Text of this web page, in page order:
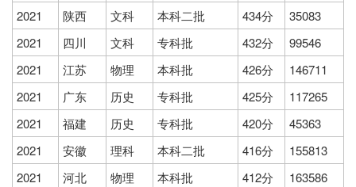
2021 陕西 文科 本科二批 434分
35083
2021
四川 文科 专科批 432分
99546
2021
江苏 物理 本科批 426分
146711
2021
广东 历史 专科批 425分
117265
2021
福建 历史 专科批 420分
45363
2021
安徽 理科 本科二批 416分
155813
2021
河北 物理 本科批 412分
163586